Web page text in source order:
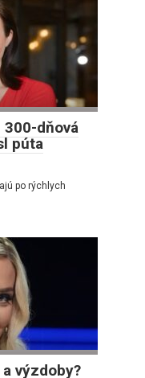
dňová
púta
po rýchlych
výzdoby?